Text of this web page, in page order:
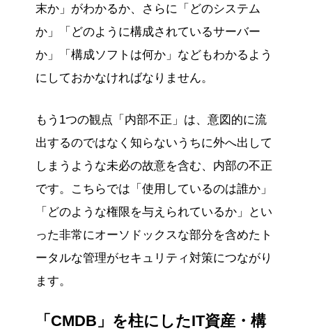
末か」がわかるか、さらに「どのシステム
か」「どのように構成されているサーバー
か」「構成ソフトは何か」などもわかるよう
にしておかなければなりません。
もう1つの観点「内部不正」は、意図的に流
出するのではなく知らないうちに外へ出して
しまうような未必の故意を含む、内部の不正
です。こちらでは「使用しているのは誰か」
「どのような権限を与えられているか」とい
った非常にオーソドックスな部分を含めたト
ータルな管理がセキュリティ対策につながり
ます。
「CMDB」を柱にしたIT資産・構